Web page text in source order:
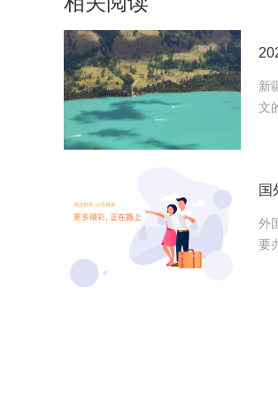
新
文
外
要